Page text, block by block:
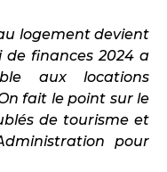
logement devient
de finances 2024 a
aux locations
fait le point sur le
de tourisme et
pour